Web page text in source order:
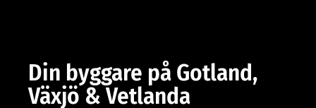
Din byggare på Gotland,
Växjö & Vetlanda